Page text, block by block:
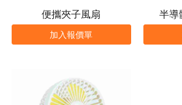
便攜夾子風扇
加入報價單
半導